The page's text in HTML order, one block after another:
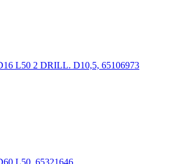
L50 2 DRILL. D10,5, 65106973
L50, 65321646